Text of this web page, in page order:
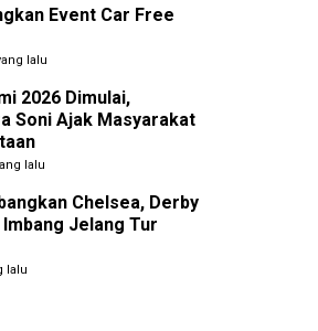
Event Car Free
lalu
2026 Dimulai,
Soni Ajak Masyarakat
lalu
Chelsea, Derby
Jelang Tur
lalu